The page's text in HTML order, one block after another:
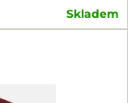
Skladem